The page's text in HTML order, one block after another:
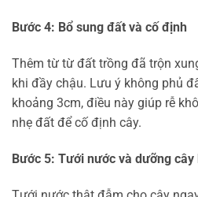
Bước 4: Bổ sung đất và cố định
Thêm từ từ đất trồng đã trộn
khi đầy chậu. Lưu ý không phủ
khoảng 3cm, điều này giúp rễ
nhẹ đất để cố định cây.
Bước 5: Tưới nước và dưỡng cây